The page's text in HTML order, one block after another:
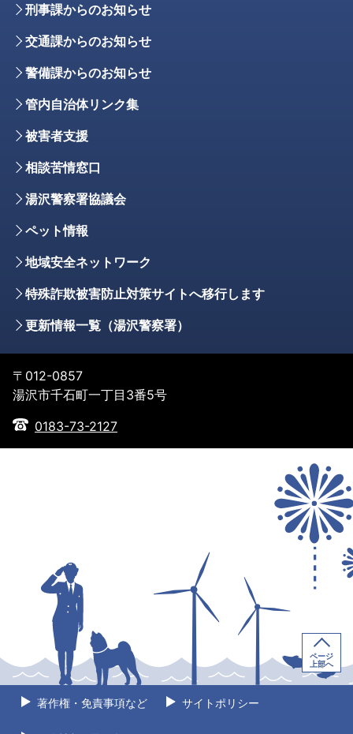
刑事課からのお知らせ
交通課からのお知らせ
警備課からのお知らせ
管内自治体リンク集
被害者支援
相談苦情窓口
湯沢警察署協議会
ペット情報
地域安全ネットワーク
特殊詐欺被害防止対策サイトへ移行します
更新情報一覧（湯沢警察署）
〒012-0857
湯沢市千石町一丁目3番5号
0183-73-2127
著作権・免責事項など サイトポリシー
ページ
上部へ